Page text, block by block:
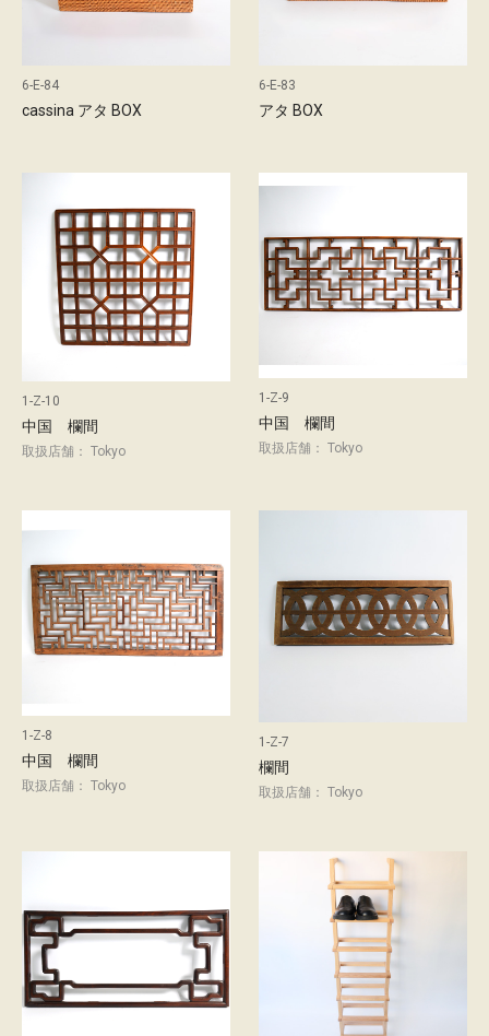
6-E-84
cassina アタ BOX
6-E-83
アタ BOX
1-Z-10
中国 欄間
取扱店舗： Tokyo
1-Z-9
中国 欄間
取扱店舗： Tokyo
1-Z-8
中国 欄間
取扱店舗： Tokyo
1-Z-7
欄間
取扱店舗： Tokyo